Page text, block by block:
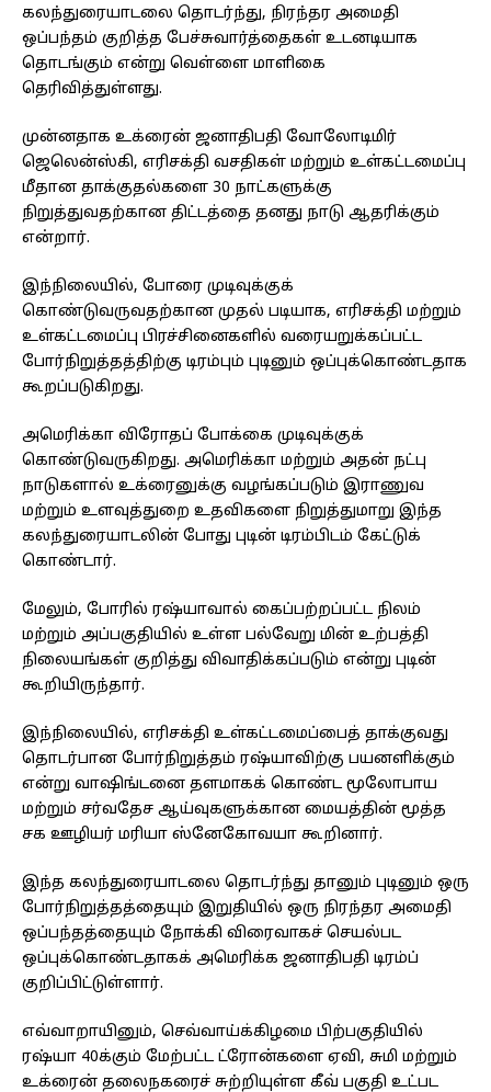
கலந்துரையாடலை தொடர்ந்து, நிரந்தர அமைதி
ஒப்பந்தம் குறித்த பேச்சுவார்த்தைகள் உடனடியாக
தொடங்கும் என்று வெள்ளை மாளிகை
தெரிவித்துள்ளது.
முன்னதாக உக்ரைன் ஜனாதிபதி வோலோடிமிர்
ஜெலென்ஸ்கி, எரிசக்தி வசதிகள் மற்றும் உள்கட்டமைப்பு
மீதான தாக்குதல்களை 30 நாட்களுக்கு
நிறுத்துவதற்கான திட்டத்தை தனது நாடு ஆதரிக்கும்
என்றார்.
இந்நிலையில், போரை முடிவுக்குக்
கொண்டுவருவதற்கான முதல் படியாக, எரிசக்தி மற்றும்
உள்கட்டமைப்பு பிரச்சினைகளில் வரையறுக்கப்பட்ட
போர்நிறுத்தத்திற்கு டிரம்பும் புடினும் ஒப்புக்கொண்டதாக
கூறப்படுகிறது.
அமெரிக்கா விரோதப் போக்கை முடிவுக்குக்
கொண்டுவருகிறது. அமெரிக்கா மற்றும் அதன் நட்பு
நாடுகளால் உக்ரைனுக்கு வழங்கப்படும் இராணுவ
மற்றும் உளவுத்துறை உதவிகளை நிறுத்துமாறு இந்த
கலந்துரையாடலின் போது புடின் டிரம்பிடம் கேட்டுக்
கொண்டார்.
மேலும், போரில் ரஷ்யாவால் கைப்பற்றப்பட்ட நிலம்
மற்றும் அப்பகுதியில் உள்ள பல்வேறு மின் உற்பத்தி
நிலையங்கள் குறித்து விவாதிக்கப்படும் என்று புடின்
கூறியிருந்தார்.
இந்நிலையில், எரிசக்தி உள்கட்டமைப்பைத் தாக்குவது
தொடர்பான போர்நிறுத்தம் ரஷ்யாவிற்கு பயனளிக்கும்
என்று வாஷிங்டனை தளமாகக் கொண்ட மூலோபாய
மற்றும் சர்வதேச ஆய்வுகளுக்கான மையத்தின் மூத்த
சக ஊழியர் மரியா ஸ்னேகோவயா கூறினார்.
இந்த கலந்துரையாடலை தொடர்ந்து தானும் புடினும் ஒரு
போர்நிறுத்தத்தையும் இறுதியில் ஒரு நிரந்தர அமைதி
ஒப்பந்தத்தையும் நோக்கி விரைவாகச் செயல்பட
ஒப்புக்கொண்டதாகக் அமெரிக்க ஜனாதிபதி டிரம்ப்
குறிப்பிட்டுள்ளார்.
எவ்வாறாயினும், செவ்வாய்க்கிழமை பிற்பகுதியில்
ரஷ்யா 40க்கும் மேற்பட்ட ட்ரோன்களை ஏவி, சுமி மற்றும்
உக்ரைன் தலைநகரைச் சுற்றியுள்ள கீவ் பகுதி உட்பட